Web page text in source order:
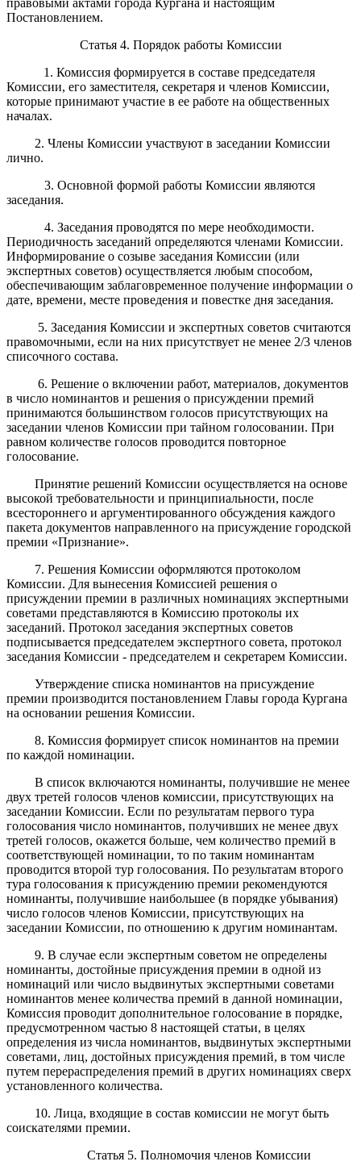
Постановлением.
Статья 4. Порядок работы Комиссии
1. Комиссия формируется в составе председателя
Комиссии, его заместителя, секретаря и членов Комиссии,
которые принимают участие в ее работе на общественных
началах.
2. Члены Комиссии участвуют в заседании Комиссии
лично.
3. Основной формой работы Комиссии являются
заседания.
4. Заседания проводятся по мере необходимости.
Периодичность заседаний определяются членами Комиссии.
Информирование о созыве заседания Комиссии (или
экспертных советов) осуществляется любым способом,
обеспечивающим заблаговременное получение информации о
дате, времени, месте проведения и повестке дня заседания.
5. Заседания Комиссии и экспертных советов считаются
правомочными, если на них присутствует не менее 2/3 членов
списочного состава.
6. Решение о включении работ, материалов, документов
в число номинантов и решения о присуждении премий
принимаются большинством голосов присутствующих на
заседании членов Комиссии при тайном голосовании. При
равном количестве голосов проводится повторное
голосование.
Принятие решений Комиссии осуществляется на основе
высокой требовательности и принципиальности, после
всестороннего и аргументированного обсуждения каждого
пакета документов направленного на присуждение городской
премии «Признание».
7. Решения Комиссии оформляются протоколом
Комиссии. Для вынесения Комиссией решения о
присуждении премии в различных номинациях экспертными
советами представляются в Комиссию протоколы их
заседаний. Протокол заседания экспертных советов
подписывается председателем экспертного совета, протокол
заседания Комиссии - председателем и секретарем Комиссии.
Утверждение списка номинантов на присуждение
премии производится постановлением Главы города Кургана
на основании решения Комиссии.
8. Комиссия формирует список номинантов на премии
по каждой номинации.
В список включаются номинанты, получившие не менее
двух третей голосов членов комиссии, присутствующих на
заседании Комиссии. Если по результатам первого тура
голосования число номинантов, получивших не менее двух
третей голосов, окажется больше, чем количество премий в
соответствующей номинации, то по таким номинантам
проводится второй тур голосования. По результатам второго
тура голосования к присуждению премии рекомендуются
номинанты, получившие наибольшее (в порядке убывания)
число голосов членов Комиссии, присутствующих на
заседании Комиссии, по отношению к другим номинантам.
9. В случае если экспертным советом не определены
номинанты, достойные присуждения премии в одной из
номинаций или число выдвинутых экспертными советами
номинантов менее количества премий в данной номинации,
Комиссия проводит дополнительное голосование в порядке,
предусмотренном частью 8 настоящей статьи, в целях
определения из числа номинантов, выдвинутых экспертными
советами, лиц, достойных присуждения премий, в том числе
путем перераспределения премий в других номинациях сверх
установленного количества.
10. Лица, входящие в состав комиссии не могут быть
соискателями премии.
Статья 5. Полномочия членов Комиссии